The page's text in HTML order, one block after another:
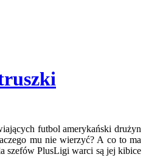
futbol amerykański drużyn
mu nie wierzyć? A co to ma
szefów PlusLigi warci są jej kibice